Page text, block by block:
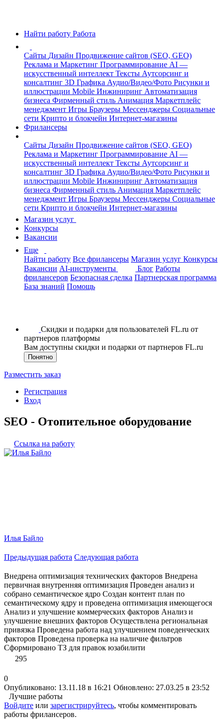
Найти работу Работа
Сайты Дизайн Продвижение сайтов (SEO, GEO)
Реклама и Маркетинг Программирование AI —
искусственный интеллект Тексты Аутсорсинг и
консалтинг 3D Графика Аудио/Видео/Фото Рисунки и
иллюстрации Mobile Инжиниринг Автоматизация
бизнеса Фирменный стиль Анимация Маркетплейс
менеджмент Игры Браузеры Мессенджеры Социальные
сети Крипто и блокчейн Интернет-магазины
Фрилансеры
Сайты Дизайн Продвижение сайтов (SEO, GEO)
Реклама и Маркетинг Программирование AI —
искусственный интеллект Тексты Аутсорсинг и
консалтинг 3D Графика Аудио/Видео/Фото Рисунки и
иллюстрации Mobile Инжиниринг Автоматизация
бизнеса Фирменный стиль Анимация Маркетплейс
менеджмент Игры Браузеры Мессенджеры Социальные
сети Крипто и блокчейн Интернет-магазины
Магазин услуг
Конкурсы
Вакансии
Еще
Найти работу Все фрилансеры Магазин услуг Конкурсы
Вакансии AI-инструменты Блог Работы
фрилансеров Безопасная сделка Партнерская программа
База знаний Помощь
Скидки и подарки для пользователей FL.ru от
партнеров платформы
Вам доступны скидки и подарки от партнеров FL.ru
Понятно
Разместить заказ
Регистрация
Вход
SEO - Отопительное оборудование
Ссылка на работу
Илья Байло
Предыдущая работа Следующая работа
Внедрена оптимизация технических факторов Внедрена
первичная внутренняя оптимизация Проведен анализ и
собрано семантическое ядро Создан контент план по
семантическому ядру и проведена оптимизация имеющегося
Анализ и улучшение коммерческих факторов Анализ и
улучшение внешних факторов Осуществлена региональная
привязка Проведена работа над улучшением поведенческих
факторов Проведена проверка на наличие фильтров
Сформировано ТЗ для правок юзабилити
295
0
Опубликовано: 13.11.18 в 16:21 Обновлено: 27.03.25 в 23:52
Лучшие работы
Войдите или зарегистрируйтесь, чтобы комментировать
работы фрилансеров.